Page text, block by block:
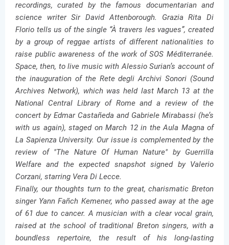
recordings, curated by the famous documentarian and
science writer Sir David Attenborough. Grazia Rita Di
Florio tells us of the single “À travers les vagues”, created
by a group of reggae artists of different nationalities to
raise public awareness of the work of SOS Méditerranée.
Space, then, to live music with Alessio Surian’s account of
the inauguration of the Rete degli Archivi Sonori (Sound
Archives Network), which was held last March 13 at the
National Central Library of Rome and a review of the
concert by Edmar Castañeda and Gabriele Mirabassi (he’s
with us again), staged on March 12 in the Aula Magna of
La Sapienza University. Our issue is complemented by the
review of "The Nature Of Human Nature" by Guerrilla
Welfare and the expected snapshot signed by Valerio
Corzani, starring Vera Di Lecce.
Finally, our thoughts turn to the great, charismatic Breton
singer Yann Fañch Kemener, who passed away at the age
of 61 due to cancer. A musician with a clear vocal grain,
raised at the school of traditional Breton singers, with a
boundless repertoire, the result of his long-lasting